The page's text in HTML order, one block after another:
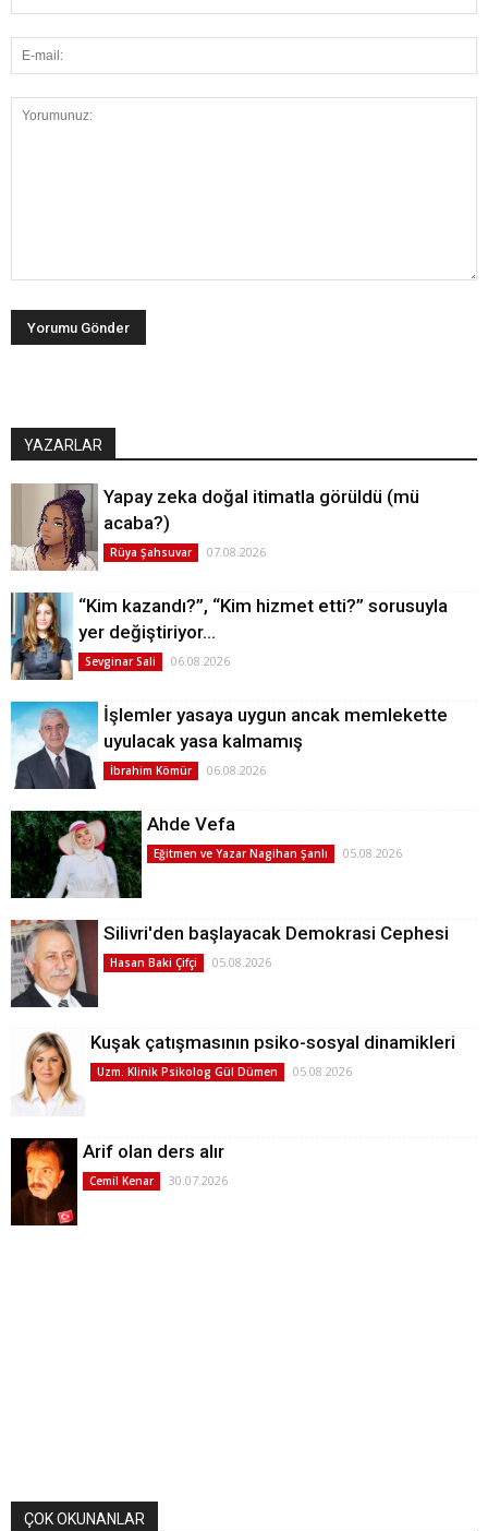
YAZARLAR
Yapay zeka doğal itimatla görüldü (mü
acaba?)
Rüya Şahsuvar 07.08.2026
“Kim kazandı?”, “Kim hizmet etti?” sorusuyla
yer değiştiriyor…
Sevginar Sali 06.08.2026
İşlemler yasaya uygun ancak memlekette
uyulacak yasa kalmamış
İbrahim Kömür 06.08.2026
Ahde Vefa
Eğitmen ve Yazar Nagihan Şanlı 05.08.2026
Silivri'den başlayacak Demokrasi Cephesi
Hasan Baki Çifçi 05.08.2026
Kuşak çatışmasının psiko-sosyal dinamikleri
Uzm. Klinik Psikolog Gül Dümen 05.08.2026
Arif olan ders alır
Cemil Kenar 30.07.2026
ÇOK OKUNANLAR